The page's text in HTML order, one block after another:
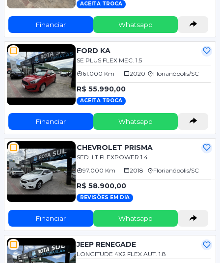
ACEITA TROCA
Financiar Whatsapp
FORD KA
SE PLUS FLEX MEC. 1.5
61.000 Km
2020 Florianópolis/SC
R$ 55.990,00
ACEITA TROCA
Financiar Whatsapp
CHEVROLET PRISMA
SED. LT FLEXPOWER 1.4
97.000 Km
2018 Florianópolis/SC
R$ 58.900,00
REVISÕES EM DIA
Financiar Whatsapp
JEEP RENEGADE
LONGITUDE 4X2 FLEX AUT. 1.8